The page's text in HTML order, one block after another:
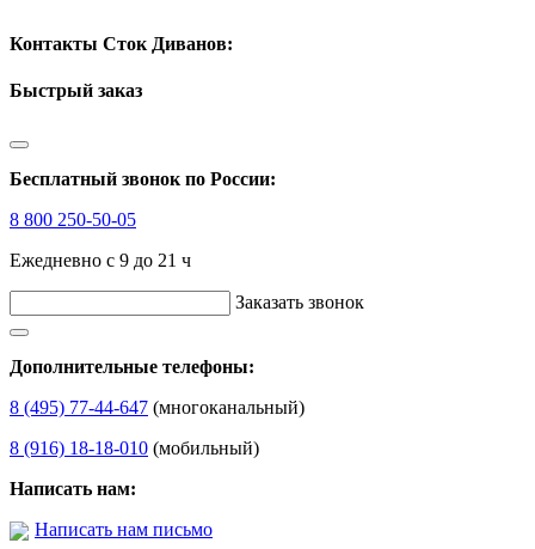
Контакты Сток Диванов:
Быстрый заказ
Бесплатный звонок по России:
8 800 250-50-05
Ежедневно с 9 до 21 ч
Заказать звонок
Дополнительные телефоны:
8 (495) 77-44-647 (многоканальный)
8 (916) 18-18-010 (мобильный)
Написать нам:
Написать нам письмо